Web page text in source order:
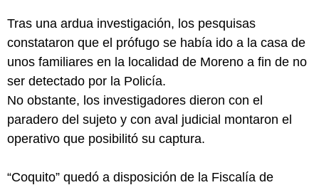
Tras una ardua investigación, los pesquisas
constataron que el prófugo se había ido a la casa de
unos familiares en la localidad de Moreno a fin de no
ser detectado por la Policía.
No obstante, los investigadores dieron con el
paradero del sujeto y con aval judicial montaron el
operativo que posibilitó su captura.
“Coquito” quedó a disposición de la Fiscalía de